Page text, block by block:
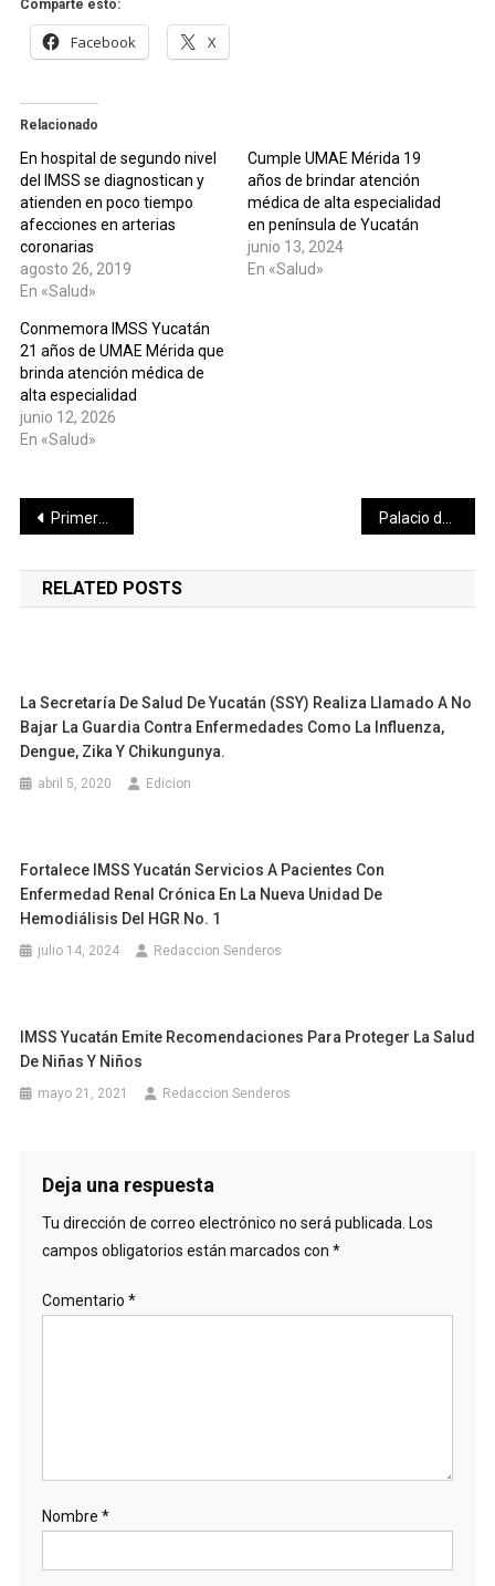
Comparte esto:
Facebook X
Relacionado
En hospital de segundo nivel
del IMSS se diagnostican y
atienden en poco tiempo
afecciones en arterias
coronarias
agosto 26, 2019
En «Salud»
Cumple UMAE Mérida 19
años de brindar atención
médica de alta especialidad
en península de Yucatán
junio 13, 2024
En «Salud»
Conmemora IMSS Yucatán
21 años de UMAE Mérida que
brinda atención médica de
alta especialidad
junio 12, 2026
En «Salud»
Navegación
de
entradas
Primera sesión ordinaria del Consejo Consultivo del Iipedey
RELATED POSTS
La Secretaría De Salud De Yucatán (SSY) Realiza Llamado A No
Bajar La Guardia Contra Enfermedades Como La Influenza,
Dengue, Zika Y Chikungunya.
abril 5, 2020 Edicion
Fortalece IMSS Yucatán Servicios A Pacientes Con
Enfermedad Renal Crónica En La Nueva Unidad De
Hemodiálisis Del HGR No. 1
julio 14, 2024 Redaccion Senderos
IMSS Yucatán Emite Recomendaciones Para Proteger La Salud
De Niñas Y Niños
mayo 21, 2021 Redaccion Senderos
Deja una respuesta
Tu dirección de correo electrónico no será publicada. Los
campos obligatorios están marcados con *
Comentario *
Nombre *